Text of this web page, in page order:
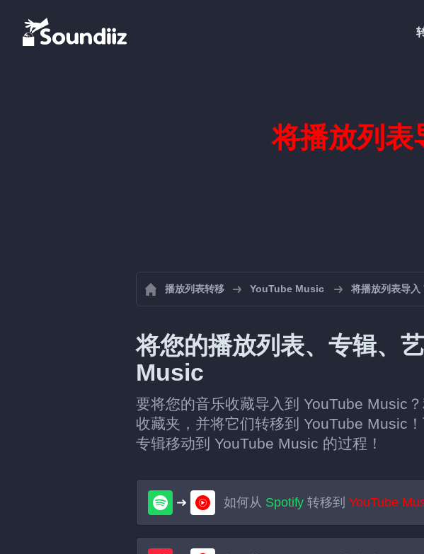
将播放列
播放列表转移 YouTube Music 将播放列表导
将您的播放列表、专辑、
Music
要将您的音乐收藏导入到 YouTube Music
收藏夹，并将它们转移到 YouTube Music
专辑移动到 YouTube Music 的过程！
如何从 Spotify 转移到YouTube